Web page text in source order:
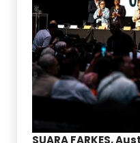
SUARA FARKES,